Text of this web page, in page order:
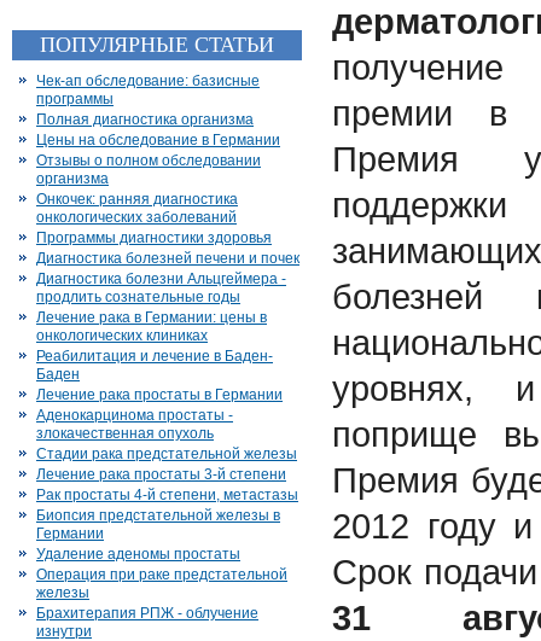
ПОПУЛЯРНЫЕ СТАТЬИ
Чек-ап обследование: базисные
программы
Полная диагностика организма
Цены на обследование в Германии
Отзывы о полном обследовании
организма
Онкочек: ранняя диагностика
онкологических заболеваний
Программы диагностики здоровья
Диагностика болезней печени и почек
Диагностика болезни Альцгеймера -
продлить сознательные годы
Лечение рака в Германии: цены в
онкологических клиниках
Реабилитация и лечение в Баден-
Баден
Лечение рака простаты в Германии
Аденокарцинома простаты -
злокачественная опухоль
Стадии рака предстательной железы
Лечение рака простаты 3-й степени
Рак простаты 4-й степени, метастазы
Биопсия предстательной железы в
Германии
Удаление аденомы простаты
Операция при раке предстательной
железы
Брахитерапия РПЖ - облучение
изнутри
премии в
Премия
уровнях,
поприще
Премия
2012 году
Срок
31